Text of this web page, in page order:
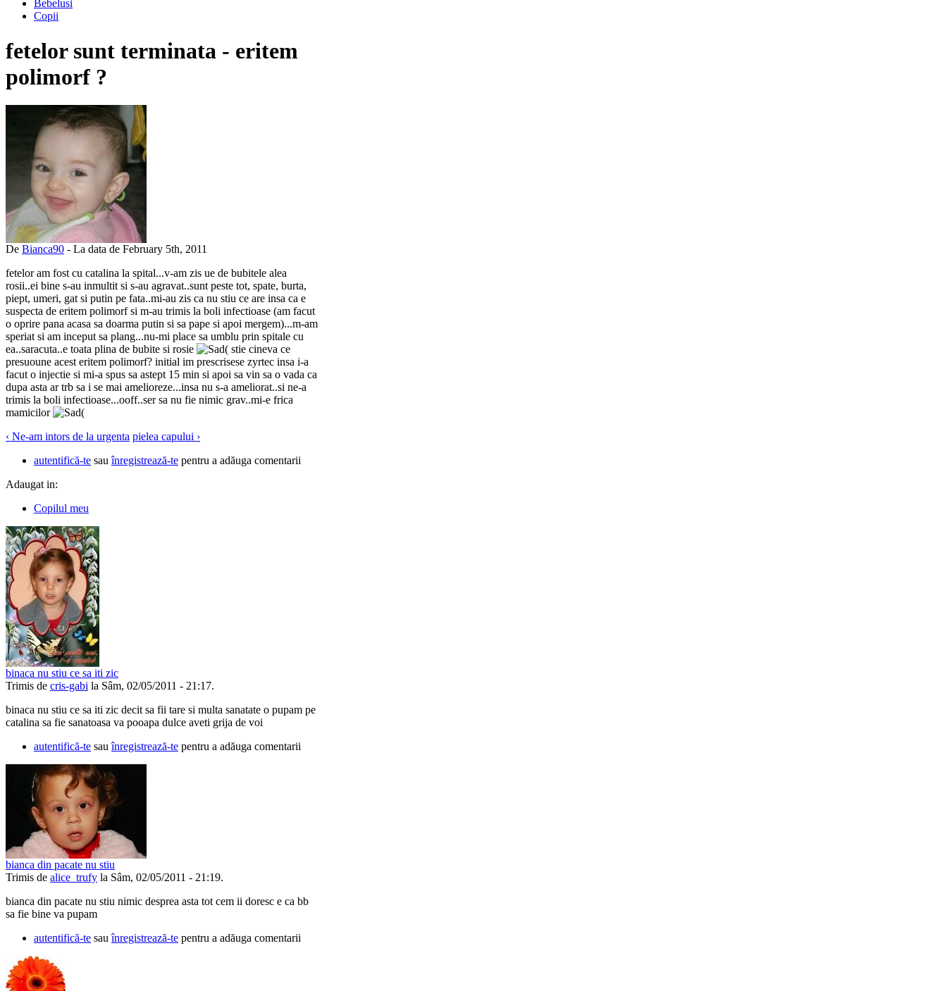
Bebelusi
Copii
fetelor sunt terminata - eritem
polimorf ?
De Bianca90 - La data de February 5th, 2011
fetelor am fost cu catalina la spital...v-am zis ue de bubitele alea
rosii..ei bine s-au inmultit si s-au agravat..sunt peste tot, spate, burta,
piept, umeri, gat si putin pe fata..mi-au zis ca nu stiu ce are insa ca e
suspecta de eritem polimorf si m-au trimis la boli infectioase (am facut
o oprire pana acasa sa doarma putin si sa pape si apoi mergem)...m-am
speriat si am inceput sa plang...nu-mi place sa umblu prin spitale cu
ea..saracuta..e toata plina de bubite si rosie
( stie cineva ce
presuoune acest eritem polimorf? initial im prescrisese zyrtec insa i-a
facut o injectie si mi-a spus sa astept 15 min si apoi sa vin sa o vada ca
dupa asta ar trb sa i se mai amelioreze...insa nu s-a ameliorat..si ne-a
trimis la boli infectioase...ooff..ser sa nu fie nimic grav..mi-e frica
mamicilor
(
‹ Ne-am intors de la urgenta pielea capului ›
autentifică-te sauînregistrează-te pentru a adăuga comentarii
Adaugat in:
Copilul meu
binaca nu stiu ce sa iti zic
Trimis de cris-gabi la Sâm, 02/05/2011 - 21:17.
binaca nu stiu ce sa iti zic decit sa fii tare si multa sanatate o pupam pe
catalina sa fie sanatoasa va pooapa dulce aveti grija de voi
autentifică-te sauînregistrează-te pentru a adăuga comentarii
bianca din pacate nu stiu
Trimis de alice_trufy la Sâm, 02/05/2011 - 21:19.
bianca din pacate nu stiu nimic desprea asta tot cem ii doresc e ca bb
sa fie bine va pupam
autentifică-te sauînregistrează-te pentru a adăuga comentarii